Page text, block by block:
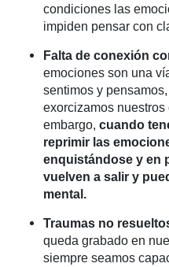
condiciones las
impiden pensar con
Falta de conexión
emociones son una
sentimos y
exorcizamos
embargo, cuando
reprimir las
enquistándose y en
vuelven a salir y
mental.
Traumas no
queda grabado en
siempre seamos